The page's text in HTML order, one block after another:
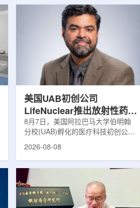
美国UAB初创公司
LifeNuclear推出放射性药物
治疗安全指导平台
TheraGuide
8月7日，美国阿拉巴马大学伯明翰
分校(UAB)孵化的医疗科技初创公司
LifeNuclear宣布推出数字化平台
遵循辐射安全指导。放射性药物疗法
通过使用放射性药物靶向癌细胞，在
尽量减少周围健康组织损伤的同时发
挥治疗作用。随着该疗法应用范围扩
2026-08-08